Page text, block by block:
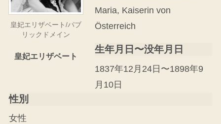
皇妃エリザベート/パブ
リックドメイン
皇妃エリザベート
Maria, Kaiserin von
Österreich
生年月日〜没年月日
1837年12月24日〜1898年9
月10日
性別
女性